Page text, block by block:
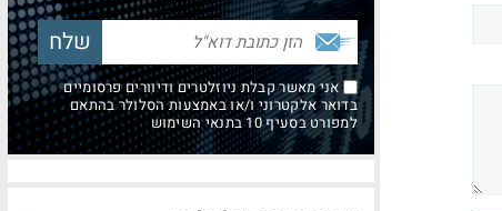
אני מאשר קבלת ניוזלטרים ודיוורים פרסומיים
בדואר אלקטרוני ו/או באמצעות הסלולר בהתאם
למפורט בסעיף 10 בתנאי השימוש